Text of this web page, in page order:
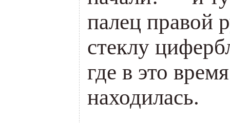
палец правой
стеклу
где в это
находилась.